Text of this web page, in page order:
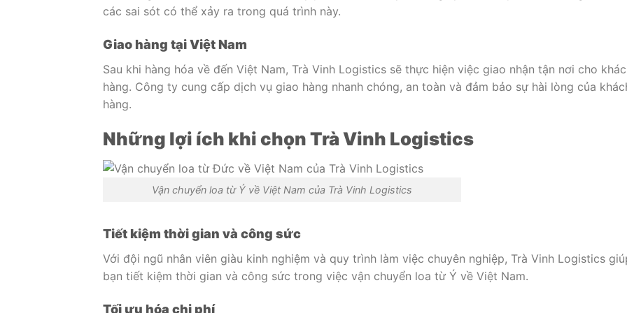
các sai sót có thể xảy ra trong quá trình này.
Giao hàng tại Việt Nam
Sau khi hàng hóa về đến Việt Nam, Trà Vinh Logistics sẽ thực hiện việc giao nhận tận nơi cho
hàng. Công ty cung cấp dịch vụ giao hàng nhanh chóng, an toàn và đảm bảo sự hài lòng của
hàng.
Những lợi ích khi chọn Trà Vinh Logistics
Vận chuyển loa từ Ý về Việt Nam của Trà Vinh Logistics
Tiết kiệm thời gian và công sức
Với đội ngũ nhân viên giàu kinh nghiệm và quy trình làm việc chuyên nghiệp, Trà Vinh Logistics
bạn tiết kiệm thời gian và công sức trong việc vận chuyển loa từ Ý về Việt Nam.
Tối ưu hóa chi phí